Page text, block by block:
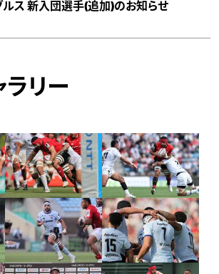
ルス 新入団選手(追加)のお知らせ
ラリー